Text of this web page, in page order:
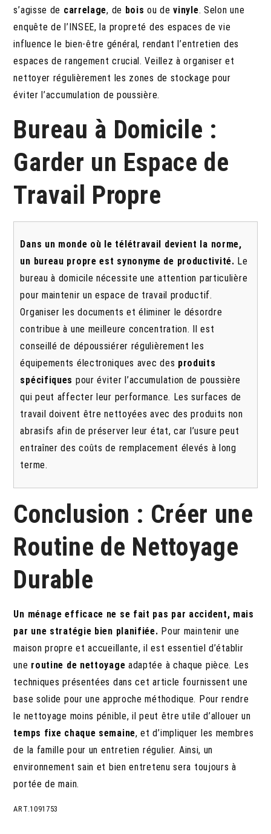
s’agisse de carrelage, de bois ou devinyle. Selon une
enquête de l’INSEE, la propreté des espaces de vie
influence le bien-être général, rendant l’entretien des
espaces de rangement crucial. Veillez à organiser et
nettoyer régulièrement les zones de stockage pour
éviter l’accumulation de poussière.
Bureau à Domicile :
Garder un Espace de
Travail Propre
Dans un monde où le télétravail devient la norme,
un bureau propre est synonyme de productivité. Le
bureau à domicile nécessite une attention particulière
pour maintenir un espace de travail productif.
Organiser les documents et éliminer le désordre
contribue à une meilleure concentration. Il est
conseillé de dépoussiérer régulièrement les
équipements électroniques avec des produits
spécifiques pour éviter l’accumulation de poussière
qui peut affecter leur performance. Les surfaces de
travail doivent être nettoyées avec des produits non
abrasifs afin de préserver leur état, car l’usure peut
entraîner des coûts de remplacement élevés à long
terme.
Conclusion : Créer une
Routine de Nettoyage
Durable
Un ménage efficace ne se fait pas par accident, mais
par une stratégie bien planifiée. Pour maintenir une
maison propre et accueillante, il est essentiel d’établir
une routine de nettoyage adaptée à chaque pièce. Les
techniques présentées dans cet article fournissent une
base solide pour une approche méthodique. Pour rendre
le nettoyage moins pénible, il peut être utile d’allouer un
temps fixe chaque semaine, et d’impliquer les membres
de la famille pour un entretien régulier. Ainsi, un
environnement sain et bien entretenu sera toujours à
portée de main.
ART.1091753